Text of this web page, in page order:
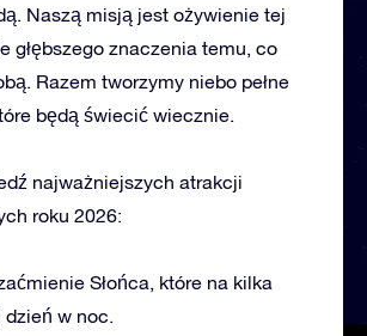
Naszą misją jest ożywienie tej
głębszego znaczenia temu, co
Razem tworzymy niebo pełne
będą świecić wiecznie.
najważniejszych atrakcji
roku 2026:
Słońca, które na kilka
w noc.